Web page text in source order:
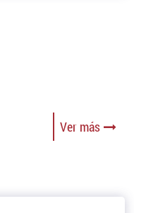
Ver más